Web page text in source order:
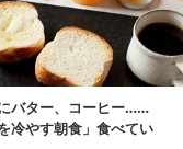
バター、コーヒー……
冷やす朝食」食べてい